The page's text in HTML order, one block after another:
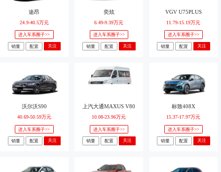
途昂
24.9-40.5万元
进入车系圈子>>
销量 配置 关注
奕炫
6.49-9.39万元
进入车系圈子>>
销量 配置 关注
VGV U75PLUS
11.79-15.19万元
进入车系圈子>>
销量 配置 关注
沃尔沃S90
40.69-50.59万元
进入车系圈子>>
销量 配置 关注
上汽大通MAXUS V80
10.08-23.96万元
进入车系圈子>>
销量 配置 关注
标致408X
15.37-17.97万元
进入车系圈子>>
销量 配置 关注